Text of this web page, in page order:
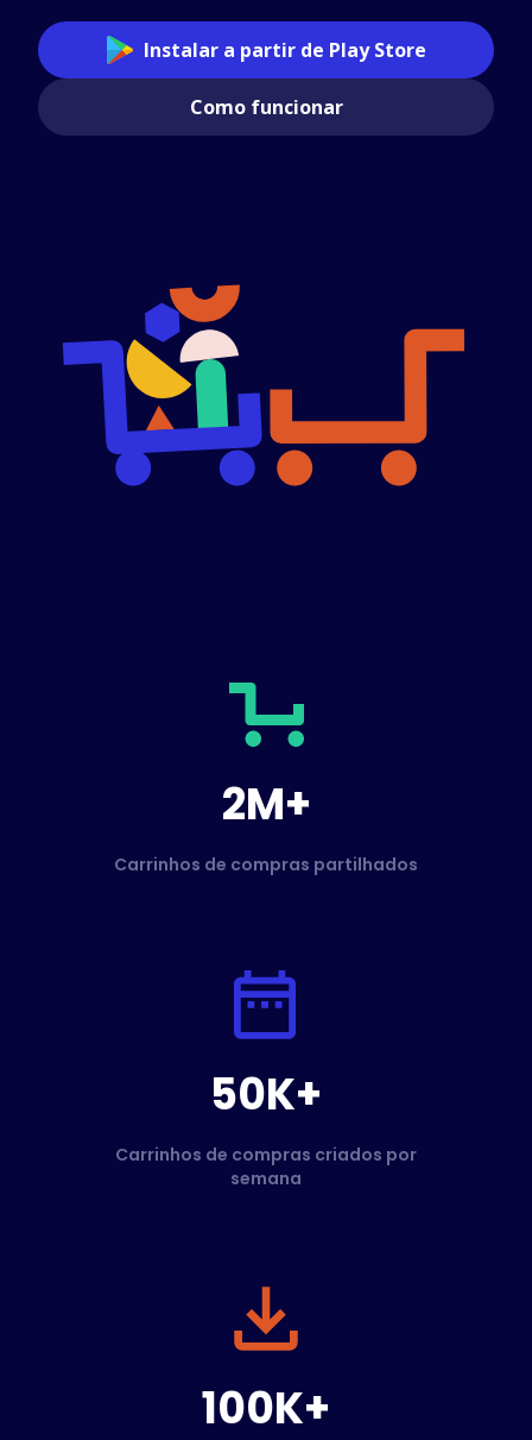
Instalar a partir de Play Store
Como funcionar
2M+
Carrinhos de compras partilhados
50K+
Carrinhos de compras criados por
semana
100K+